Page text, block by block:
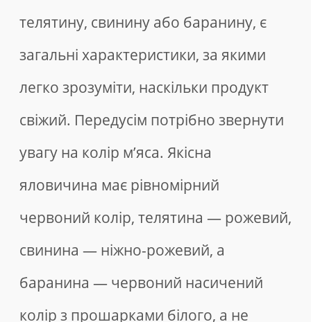
телятину, свинину або баранину, є
загальні характеристики, за якими
легко зрозуміти, наскільки продукт
свіжий. Передусім потрібно звернути
увагу на колір м’яса. Якісна
яловичина має рівномірний
червоний колір, телятина — рожевий,
свинина — ніжно-рожевий, а
баранина — червоний насичений
колір з прошарками білого, а не